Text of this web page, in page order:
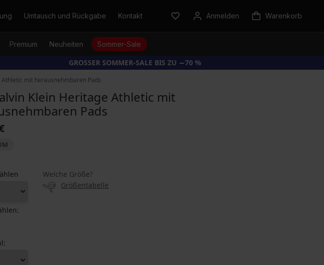
Umtausch und Rückgabe Kontakt Anmelden Warenkorb
Premium Neuheiten Sommer-Sale
GROSSER SOMMER-SALE BIS ZU −70 %
mit herausnehmbaren Pads
Klein Heritage Athletic mit
Pads
Welche Größe?
Größentabelle